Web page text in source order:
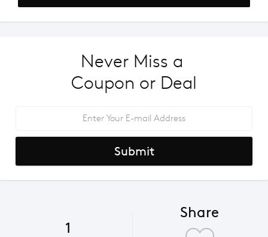
Never Miss a
Coupon or Deal
Submit
1
Share